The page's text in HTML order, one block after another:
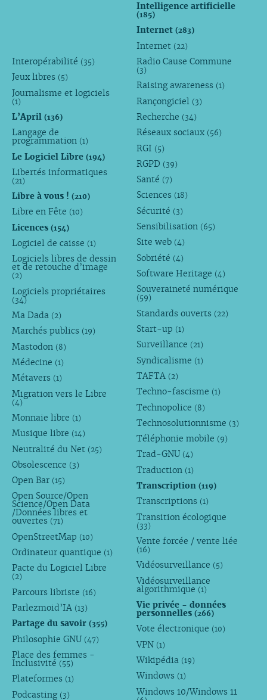
Intelligence artificielle
(185)
Internet(283)
Internet (22)
Interopérabilité (35)
Jeux libres (5)
Journalisme et logiciels
(1)
L’April (136)
Langage de
programmation (1)
Le Logiciel Libre (194)
Libertés informatiques
(21)
Libre à vous ! (210)
Libre en Fête (10)
Licences (154)
Logiciel de caisse (1)
Logiciels libres de dessin
et de retouche d’image
(2)
Logiciels propriétaires
(34)
Ma Dada (2)
Marchés publics (19)
Mastodon (8)
Médecine (1)
Métavers (1)
Migration vers le Libre
(4)
Monnaie libre (1)
Musique libre (14)
Neutralité du Net (25)
Obsolescence (3)
Open Bar (15)
Open Source/Open
Science/Open Data
/Données libres et
ouvertes (71)
OpenStreetMap (10)
Ordinateur quantique (1)
Pacte du Logiciel Libre
(2)
Parcours libriste (16)
Parlezmoid’IA (13)
Partage du savoir (355)
Philosophie GNU (47)
Place des femmes -
Inclusivité (55)
Plateformes (1)
Podcasting (3)
Radio Cause Commune
(3)
Raising awareness (1)
Rançongiciel (3)
Recherche (34)
Réseaux sociaux (56)
RGI (5)
RGPD (39)
Santé (7)
Sciences (18)
Sécurité (3)
Sensibilisation (65)
Site web (4)
Sobriété (4)
Software Heritage (4)
Souveraineté numérique
(59)
Standards ouverts (22)
Start-up (1)
Surveillance (21)
Syndicalisme (1)
TAFTA (2)
Techno-fascisme (1)
Technopolice (8)
Technosolutionnisme (3)
Téléphonie mobile (9)
Trad-GNU (4)
Traduction (1)
Transcription(119)
Transcriptions (1)
Transition écologique
(33)
Vente forcée / vente liée
(16)
Vidéosurveillance (5)
Vidéosurveillance
algorithmique (1)
Vie privée - données
personnelles(266)
Vote électronique (10)
VPN (1)
Wikipédia (19)
Windows (1)
Windows 10/Windows 11